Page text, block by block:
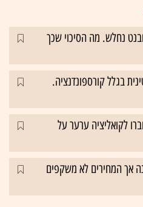
נחלש. מה הסיכוי שכך
בגלל קורספונדנציה.
לקואליציה ערער על
אך המחירים לא משקפים